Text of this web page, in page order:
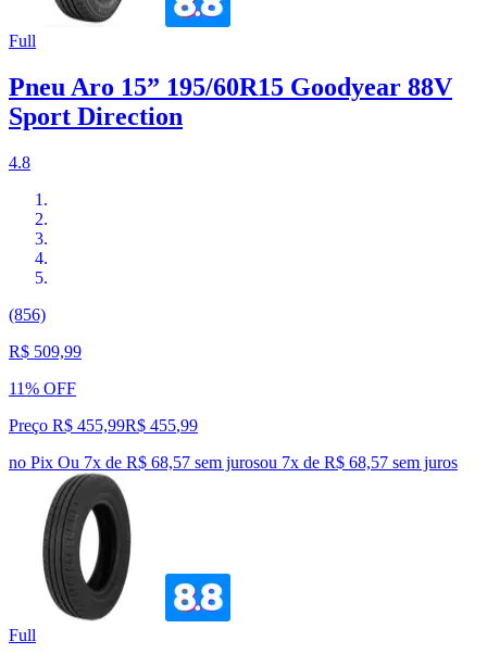
Full
Pneu Aro 15” 195/60R15 Goodyear 88V
Sport Direction
4.8
(856)
R$ 509,99
11% OFF
Preço R$ 455,99R$ 455,99
no Pix Ou 7x de R$ 68,57 sem jurosou 7x de R$ 68,57 sem juros
Full